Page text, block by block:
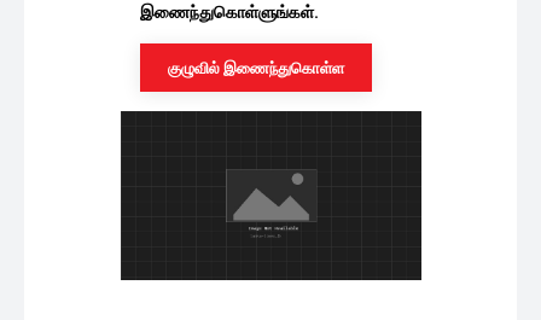
இணைந்துகொள்ளுங்கள்.
குழுவில் இணைந்துகொள்ள